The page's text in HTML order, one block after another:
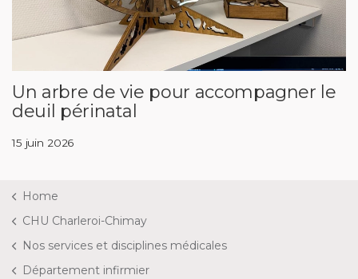
Un arbre de vie pour accompagner le
deuil périnatal
15 juin 2026
Home
CHU Charleroi-Chimay
Nos services et disciplines médicales
Département infirmier